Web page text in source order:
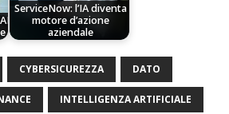
ServiceNow: l’IA diventa
motore d’azione
aziendale
CYBERSICUREZZA DATO
INTELLIGENZA ARTIFICIALE